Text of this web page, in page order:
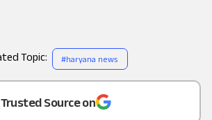
as a
Trusted Source on
Topic: #haryana news